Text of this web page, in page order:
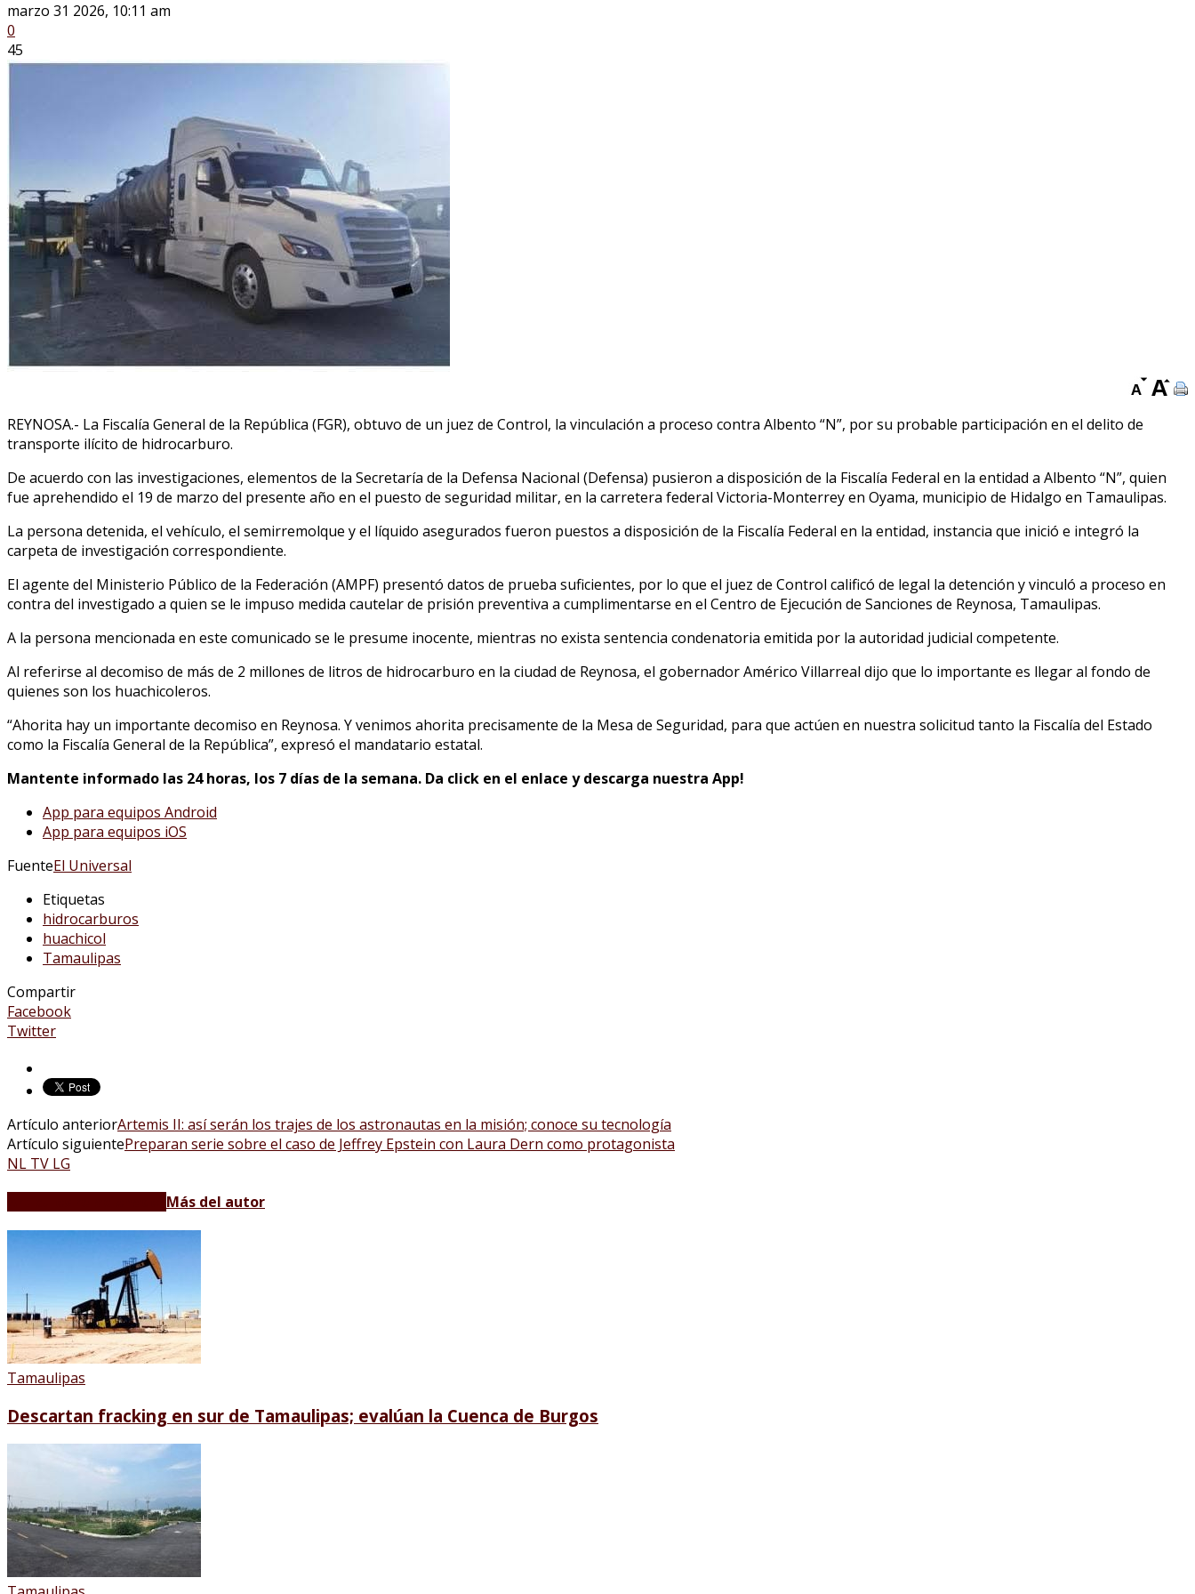
marzo 31 2026, 10:11 am
0
45
REYNOSA.- La Fiscalía General de la República (FGR), obtuvo de un juez de Control, la vinculación a proceso contra Albento “N”, por su probable participación en el delito de
transporte ilícito de hidrocarburo.
De acuerdo con las investigaciones, elementos de la Secretaría de la Defensa Nacional (Defensa) pusieron a disposición de la Fiscalía Federal en la entidad a Albento “N”, quien
fue aprehendido el 19 de marzo del presente año en el puesto de seguridad militar, en la carretera federal Victoria-Monterrey en Oyama, municipio de Hidalgo en Tamaulipas.
La persona detenida, el vehículo, el semirremolque y el líquido asegurados fueron puestos a disposición de la Fiscalía Federal en la entidad, instancia que inició e integró la
carpeta de investigación correspondiente.
El agente del Ministerio Público de la Federación (AMPF) presentó datos de prueba suficientes, por lo que el juez de Control calificó de legal la detención y vinculó a proceso en
contra del investigado a quien se le impuso medida cautelar de prisión preventiva a cumplimentarse en el Centro de Ejecución de Sanciones de Reynosa, Tamaulipas.
A la persona mencionada en este comunicado se le presume inocente, mientras no exista sentencia condenatoria emitida por la autoridad judicial competente.
Al referirse al decomiso de más de 2 millones de litros de hidrocarburo en la ciudad de Reynosa, el gobernador Américo Villarreal dijo que lo importante es llegar al fondo de
quienes son los huachicoleros.
“Ahorita hay un importante decomiso en Reynosa. Y venimos ahorita precisamente de la Mesa de Seguridad, para que actúen en nuestra solicitud tanto la Fiscalía del Estado
como la Fiscalía General de la República”, expresó el mandatario estatal.
Mantente informado las 24 horas, los 7 días de la semana. Da click en el enlace y descarga nuestra App!
App para equipos Android
App para equipos iOS
FuenteEl Universal
Etiquetas
hidrocarburos
huachicol
Tamaulipas
Compartir
Facebook
Twitter
Artículo anteriorArtemis II: así serán los trajes de los astronautas en la misión; conoce su tecnología
Artículo siguientePreparan serie sobre el caso de Jeffrey Epstein con Laura Dern como protagonista
NL TV LG
Más del autor
Tamaulipas
Descartan fracking en sur de Tamaulipas; evalúan la Cuenca de Burgos